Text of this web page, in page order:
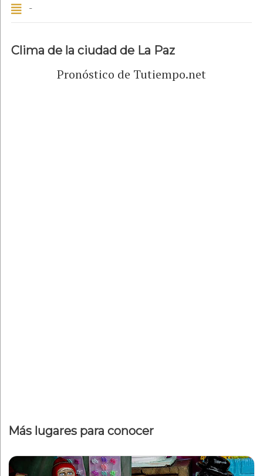
-
Clima de la ciudad de La Paz
Pronóstico de Tutiempo.net
Más lugares para conocer